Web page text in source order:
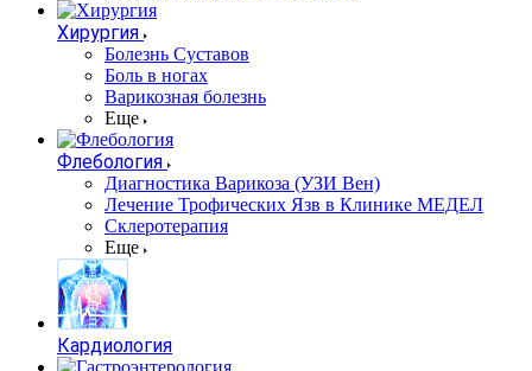
Хирургия
Болезнь Суставов
Боль в ногах
Варикозная болезнь
Еще
Флебология
Диагностика Варикоза (УЗИ Вен)
Лечение Трофических Язв в Клинике МЕДЕЛ
Склеротерапия
Еще
Кардиология